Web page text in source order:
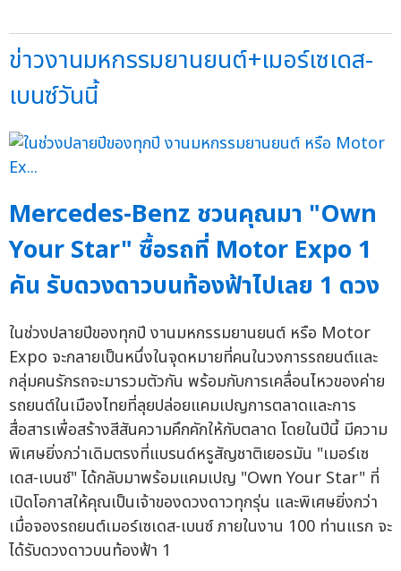
ข่าวงานมหกรรมยานยนต์+เมอร์เซเดส-
เบนซ์วันนี้
Mercedes-Benz ชวนคุณมา "Own
Your Star" ซื้อรถที่ Motor Expo 1
คัน รับดวงดาวบนท้องฟ้าไปเลย 1 ดวง
ในช่วงปลายปีของทุกปี งานมหกรรมยานยนต์ หรือ Motor
Expo จะกลายเป็นหนึ่งในจุดหมายที่คนในวงการรถยนต์และ
กลุ่มคนรักรถจะมารวมตัวกัน พร้อมกับการเคลื่อนไหวของค่าย
รถยนต์ในเมืองไทยที่ลุยปล่อยแคมเปญการตลาดและการ
สื่อสารเพื่อสร้างสีสันความคึกคักให้กับตลาด โดยในปีนี้ มีความ
พิเศษยิ่งกว่าเดิมตรงที่แบรนด์หรูสัญชาติเยอรมัน "เมอร์เซ
เดส-เบนซ์" ได้กลับมาพร้อมแคมเปญ "Own Your Star" ที่
เปิดโอกาสให้คุณเป็นเจ้าของดวงดาวทุกรุ่น และพิเศษยิ่งกว่า
เมื่อจองรถยนต์เมอร์เซเดส-เบนซ์ ภายในงาน 100 ท่านแรก จะ
ได้รับดวงดาวบนท้องฟ้า 1